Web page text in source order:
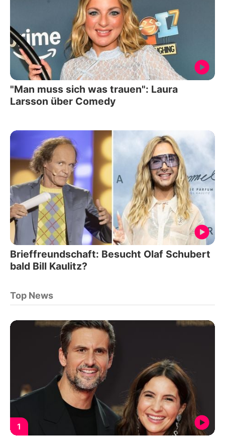
"Man muss sich was trauen": Laura
Larsson über Comedy
Brieffreundschaft: Besucht Olaf Schubert
bald Bill Kaulitz?
Top News
1